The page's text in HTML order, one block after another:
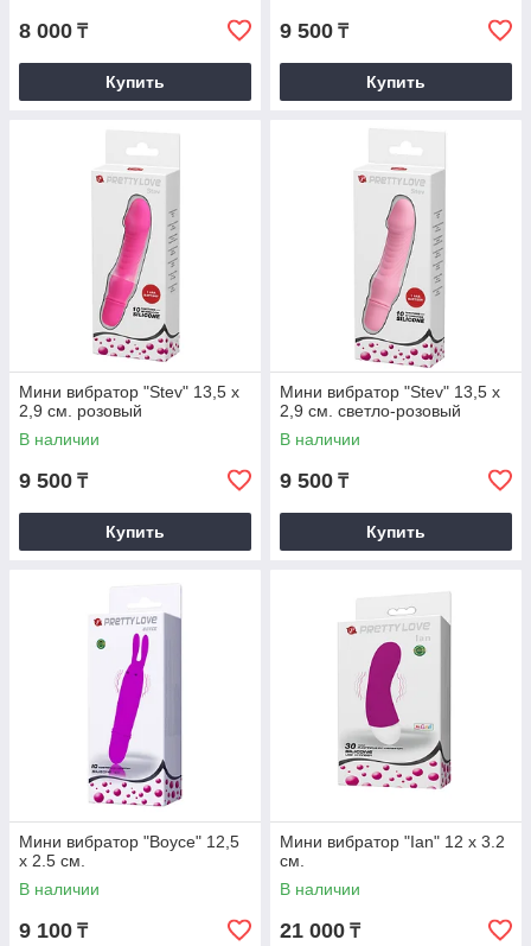
8 000 ₸
Купить
9 500 ₸
Купить
Мини вибратор "Stev" 13,5 x
2,9 см. розовый
В наличии
9 500 ₸
Купить
Мини вибратор "Stev" 13,5 x
2,9 см. светло-розовый
В наличии
9 500 ₸
Купить
Мини вибратор "Boyce" 12,5
x 2.5 см.
В наличии
9 100 ₸
Мини вибратор "Ian" 12 x 3.2
см.
В наличии
21 000 ₸